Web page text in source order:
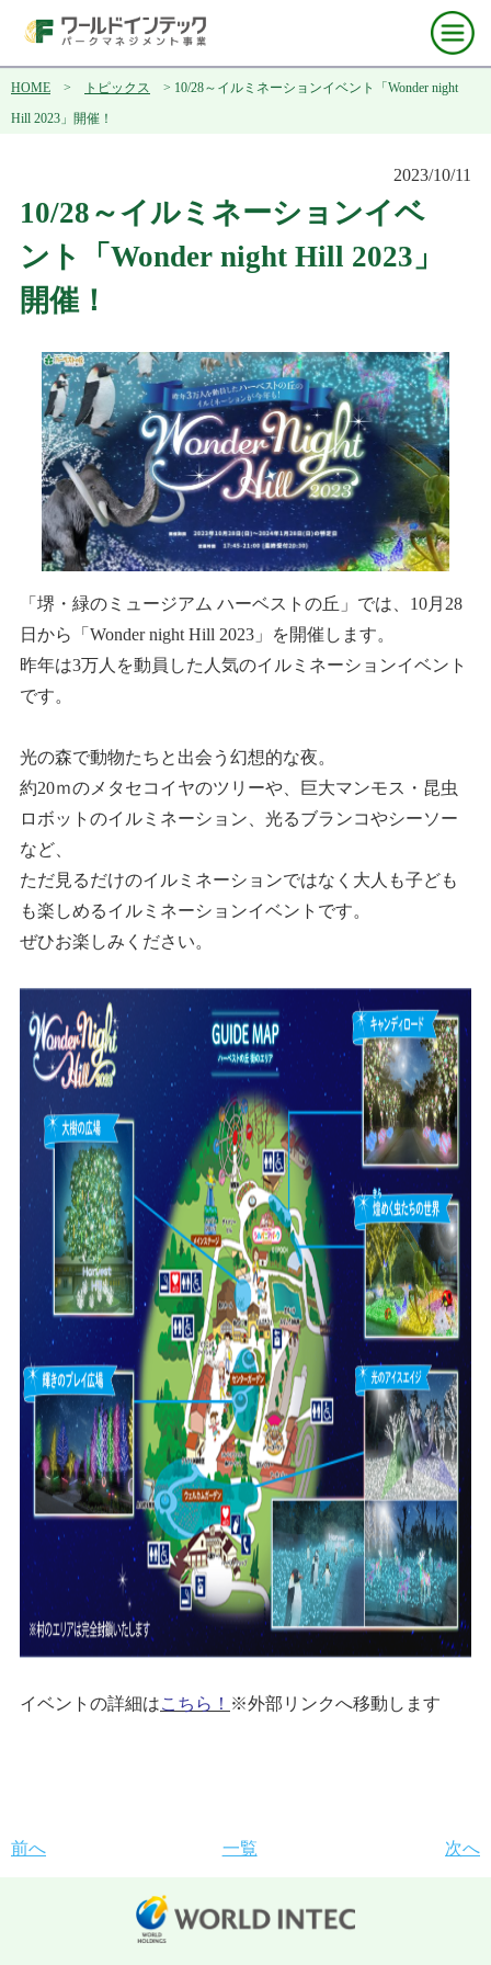
HOME > トピックス > 10/28～イルミネーションイベント「Wonder night
Hill 2023」開催！
2023/10/11
10/28～イルミネーションイベ
ント「Wonder night Hill 2023」
開催！
「堺・緑のミュージアム ハーベストの丘」では、10月28
日から「Wonder night Hill 2023」を開催します。
昨年は3万人を動員した人気のイルミネーションイベント
です。
光の森で動物たちと出会う幻想的な夜。
約20ｍのメタセコイヤのツリーや、巨大マンモス・昆虫
ロボットのイルミネーション、光るブランコやシーソー
など、
ただ見るだけのイルミネーションではなく大人も子ども
も楽しめるイルミネーションイベントです。
ぜひお楽しみください。
イベントの詳細はこちら！ ※外部リンクへ移動します
前へ 一覧 次へ